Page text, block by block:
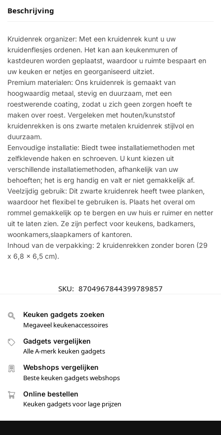
Beschrijving
Kruidenrek organizer: Met een kruidenrek kunt u uw
kruidenflesjes ordenen. Het kan aan keukenmuren of
kastdeuren worden geplaatst, waardoor u ruimte bespaart en
uw keuken er netjes en georganiseerd uitziet.
Premium materialen: Ons kruidenrek is gemaakt van
hoogwaardig metaal, stevig en duurzaam, met een
roestwerende coating, zodat u zich geen zorgen hoeft te
maken over roest. Vergeleken met houten/kunststof
kruidenrekken is ons zwarte metalen kruidenrek stijlvol en
duurzaam.
Eenvoudige installatie: Biedt twee installatiemethoden met
zelfklevende haken en schroeven. U kunt kiezen uit
verschillende installatiemethoden, afhankelijk van uw
behoeften; het is erg handig en valt er niet gemakkelijk af.
Veelzijdig gebruik: Dit zwarte kruidenrek heeft twee planken,
waardoor het flexibel te gebruiken is. Plaats het overal om
rommel gemakkelijk op te bergen en uw huis er ruimer en netter
uit te laten zien. Ze zijn perfect voor keukens, badkamers,
woonkamers,slaapkamers of kantoren.
Inhoud van de verpakking: 2 kruidenrekken zonder boren (29
x 6,8 x 6,5 cm).
SKU: 8704967844399789857
Keuken gadgets zoeken
Megaveel keukenaccessoires
Gadgets vergelijken
Alle A-merk keuken gadgets
Webshops vergelijken
Beste keuken gadgets webshops
Online bestellen
Keuken gadgets voor lage prijzen